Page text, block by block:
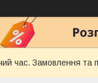
час. Замовлення